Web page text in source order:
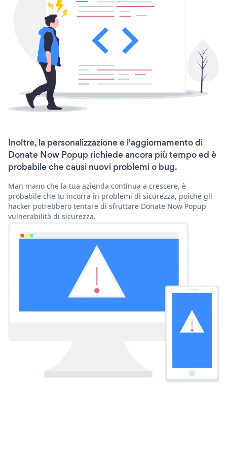
Inoltre, la personalizzazione e l'aggiornamento di
Donate Now Popup richiede ancora più tempo ed è
probabile che causi nuovi problemi o bug.
Man mano che la tua azienda continua a crescere, è
probabile che tu incorra in problemi di sicurezza, poiché gli
hacker potrebbero tentare di sfruttare Donate Now Popup
vulnerabilità di sicurezza.